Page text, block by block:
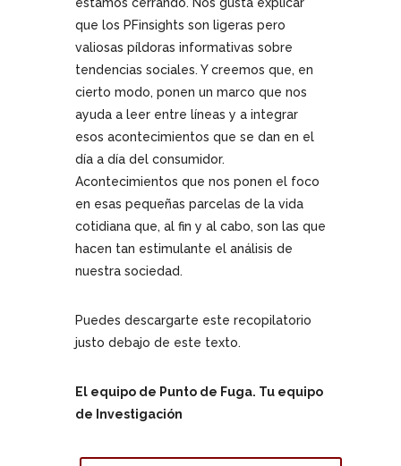
que los PFinsights son ligeras pero
valiosas píldoras informativas sobre
tendencias sociales. Y creemos que, en
cierto modo, ponen un marco que nos
ayuda a leer entre líneas y a integrar
esos acontecimientos que se dan en el
día a día del consumidor.
Acontecimientos que nos ponen el foco
en esas pequeñas parcelas de la vida
cotidiana que, al fin y al cabo, son las que
hacen tan estimulante el análisis de
nuestra sociedad.
Puedes descargarte este recopilatorio
justo debajo de este texto.
El equipo de Punto de Fuga. Tu equipo
de Investigación